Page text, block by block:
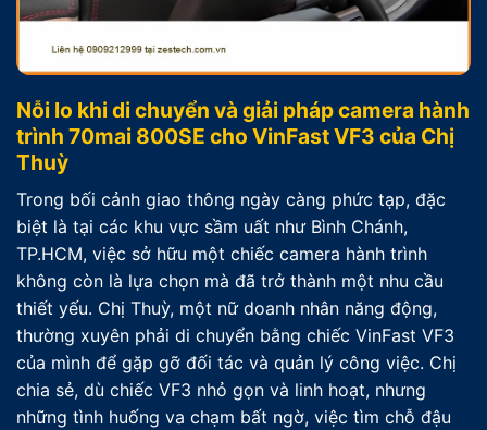
Nỗi lo khi di chuyển và giải pháp camera hành
trình 70mai 800SE cho VinFast VF3 của Chị
Thuỳ
Trong bối cảnh giao thông ngày càng phức tạp, đặc
biệt là tại các khu vực sầm uất như Bình Chánh,
TP.HCM, việc sở hữu một chiếc camera hành trình
không còn là lựa chọn mà đã trở thành một nhu cầu
thiết yếu. Chị Thuỳ, một nữ doanh nhân năng động,
thường xuyên phải di chuyển bằng chiếc VinFast VF3
của mình để gặp gỡ đối tác và quản lý công việc. Chị
chia sẻ, dù chiếc VF3 nhỏ gọn và linh hoạt, nhưng
những tình huống va chạm bất ngờ, việc tìm chỗ đậu